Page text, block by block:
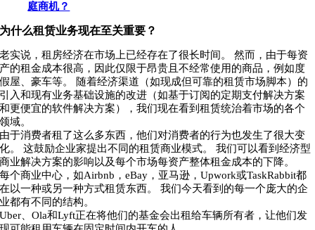
庭商机？
为什么租赁业务现在至关重要？
老实说，租房经济在市场上已经存在了很长时间。 然而，由于每资
产的租金成本很高，因此仅限于昂贵且不经常使用的商品，例如度
假屋、豪车等。 随着经济渠道（如现成但可靠的租赁市场脚本）的
引入和现有业务基础设施的改进（如基于订阅的定期支付解决方案
和更便宜的软件解决方案），我们现在看到租赁统治着市场的各个
领域。
由于消费者租了这么多东西，他们对消费者的行为也发生了很大变
化。 这鼓励企业家提出不同的租赁商业模式。 我们可以看到经济型
商业解决方案的影响以及每个市场每资产整体租金成本的下降。
每个商业中心，如Airbnb，eBay，亚马逊，Upwork或TaskRabbit都
在以一种或另一种方式租赁东西。 我们今天看到的每一个庞大的企
业都有不同的结构。
Uber、Ola和Lyft正在将他们的基金会出租给车辆所有者，让他们发